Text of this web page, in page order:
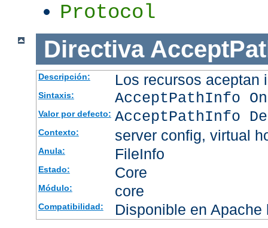
Protocol
Directiva
Descripción: Los recursos aceptan
Sintaxis: AcceptPathInfo
Valor por defecto: AcceptPathInfo
Contexto: server config, virtual
Anula: FileInfo
Estado: Core
Módulo: core
Compatibilidad: Disponible en